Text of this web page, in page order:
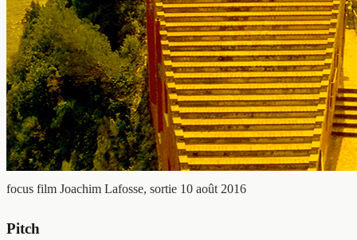
focus film Joachim Lafosse, sortie 10 août 2016
Pitch